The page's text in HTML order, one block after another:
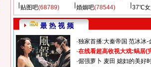
贴图吧(68789) 婚姻吧(78544) 37℃女
最 热 视 频
·独家首播:大秦帝国 范冰冰-
·在线看超高收视大戏:蜗居(
·倔强萝卜 麦田 媳妇的美好